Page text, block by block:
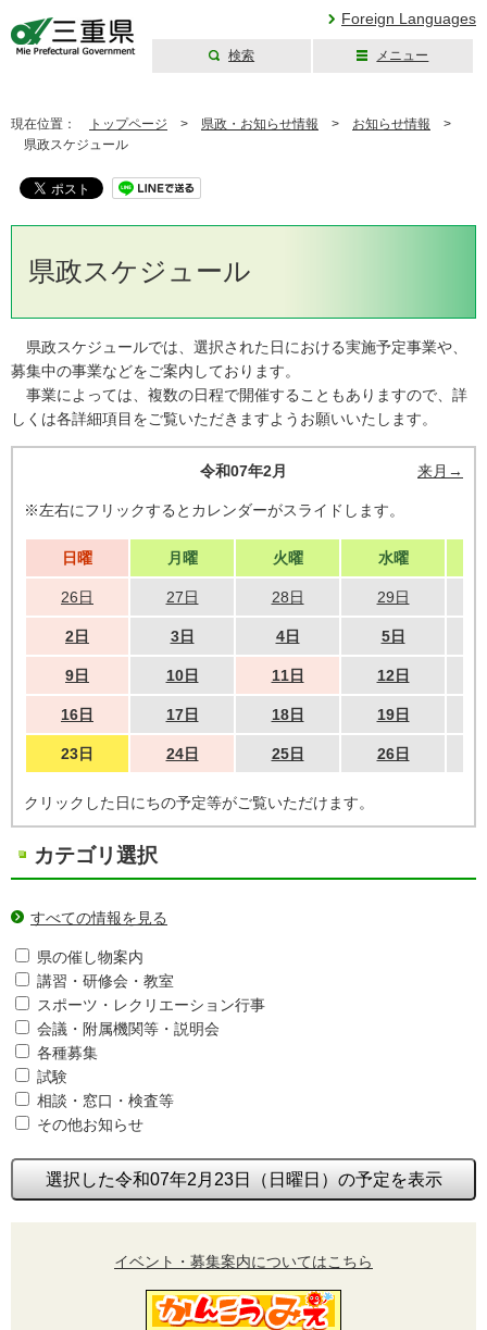
Foreign Languages
検索 メニュー
現在位置： トップページ > 県政・お知らせ情報 > お知らせ情報 >
県政スケジュール
県政スケジュール
県政スケジュールでは、選択された日における実施予定事業や、
募集中の事業などをご案内しております。
事業によっては、複数の日程で開催することもありますので、詳
しくは各詳細項目をご覧いただきますようお願いいたします。
令和07年2月 来月→
※左右にフリックするとカレンダーがスライドします。
日曜 月曜 火曜 水曜
26日 27日 28日 29日
2日 3日 4日 5日
9日 10日 11日 12日
16日 17日 18日 19日
23日 24日 25日 26日
クリックした日にちの予定等がご覧いただけます。
カテゴリ選択
すべての情報を見る
県の催し物案内
講習・研修会・教室
スポーツ・レクリエーション行事
会議・附属機関等・説明会
各種募集
試験
相談・窓口・検査等
その他お知らせ
選択した令和07年2月23日（日曜日）の予定を表示
イベント・募集案内についてはこちら